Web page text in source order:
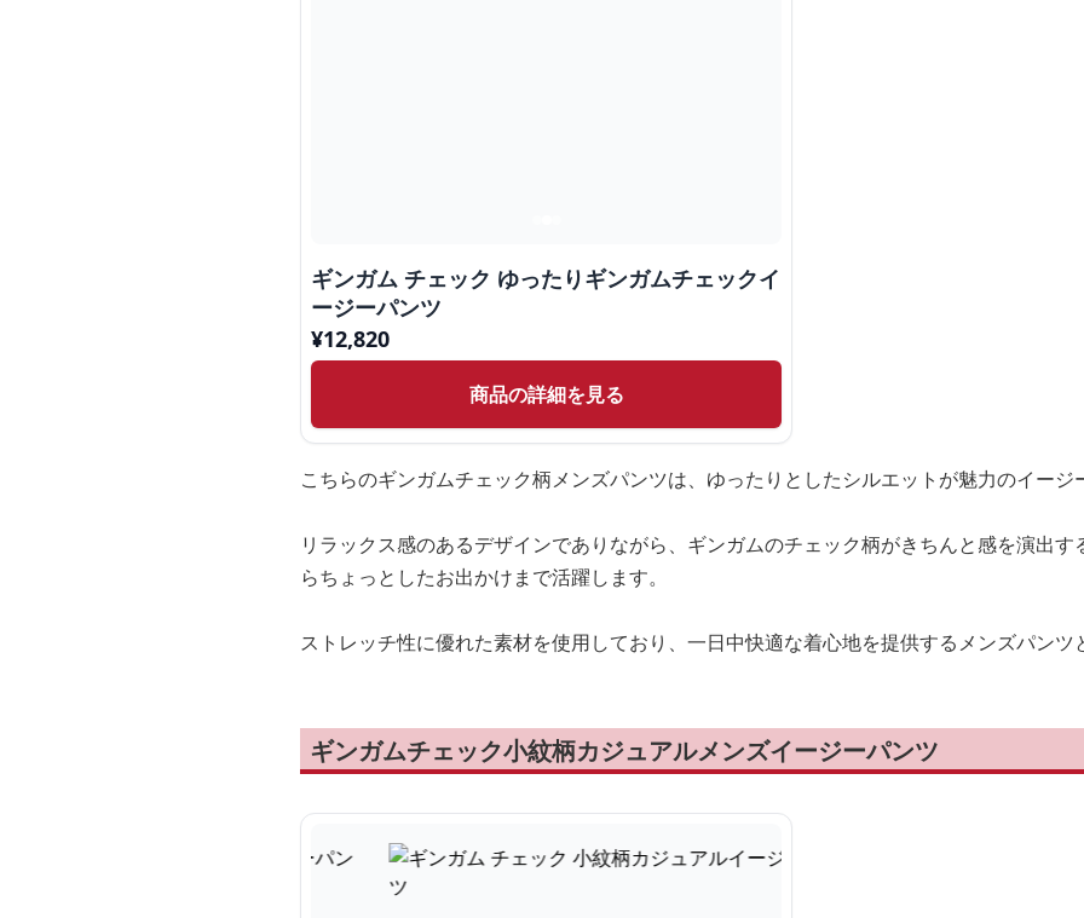
ギンガム チェック ゆったりギンガムチェックイ
ージーパンツ
¥12,820
商品の詳細を見る
こちらのギンガムチェック柄メンズパンツは、ゆったりとしたシルエットが魅力のイージ
リラックス感のあるデザインでありながら、ギンガムのチェック柄がきちんと感を演出
らちょっとしたお出かけまで活躍します。
ストレッチ性に優れた素材を使用しており、一日中快適な着心地を提供するメンズパンツ
ギンガムチェック小紋柄カジュアルメンズイージーパンツ